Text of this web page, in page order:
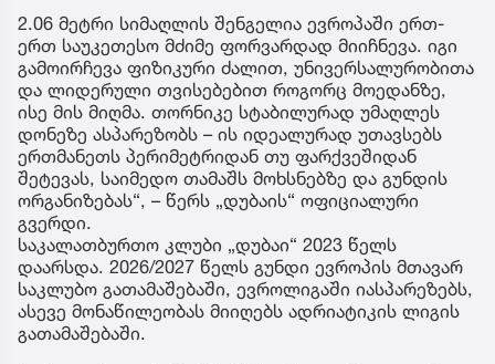
2.06 მეტრი სიმაღლის შენგელია ევროპაში ერთ-
ერთ საუკეთესო მძიმე ფორვარდად მიიჩნევა. იგი
გამოირჩევა ფიზიკური ძალით, უნივერსალურობითა
და ლიდერული თვისებებით როგორც მოედანზე,
ისე მის მიღმა. თორნიკე სტაბილურად უმაღლეს
დონეზე ასპარეზობს – ის იდეალურად უთავსებს
ერთმანეთს პერიმეტრიდან თუ ფარქვეშიდან
შეტევას, საიმედო თამაშს მოხსნებზე და გუნდის
ორგანიზებას“, – წერს „დუბაის“ ოფიციალური
გვერდი.
საკალათბურთო კლუბი „დუბაი“ 2023 წელს
დაარსდა. 2026/2027 წელს გუნდი ევროპის მთავარ
საკლუბო გათამაშებაში, ევროლიგაში იასპარეზებს,
ასევე მონაწილეობას მიიღებს ადრიატიკის ლიგის
გათამაშებაში.